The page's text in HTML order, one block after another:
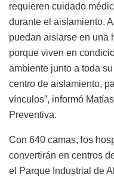
requieren cuidado
durante el aislamiento.
puedan aislarse en una
porque viven en
ambiente junto a toda
centro de aislamiento,
vínculos”, informó
Preventiva.
Con 640 camas, los
convertirán en centros
el Parque Industrial de